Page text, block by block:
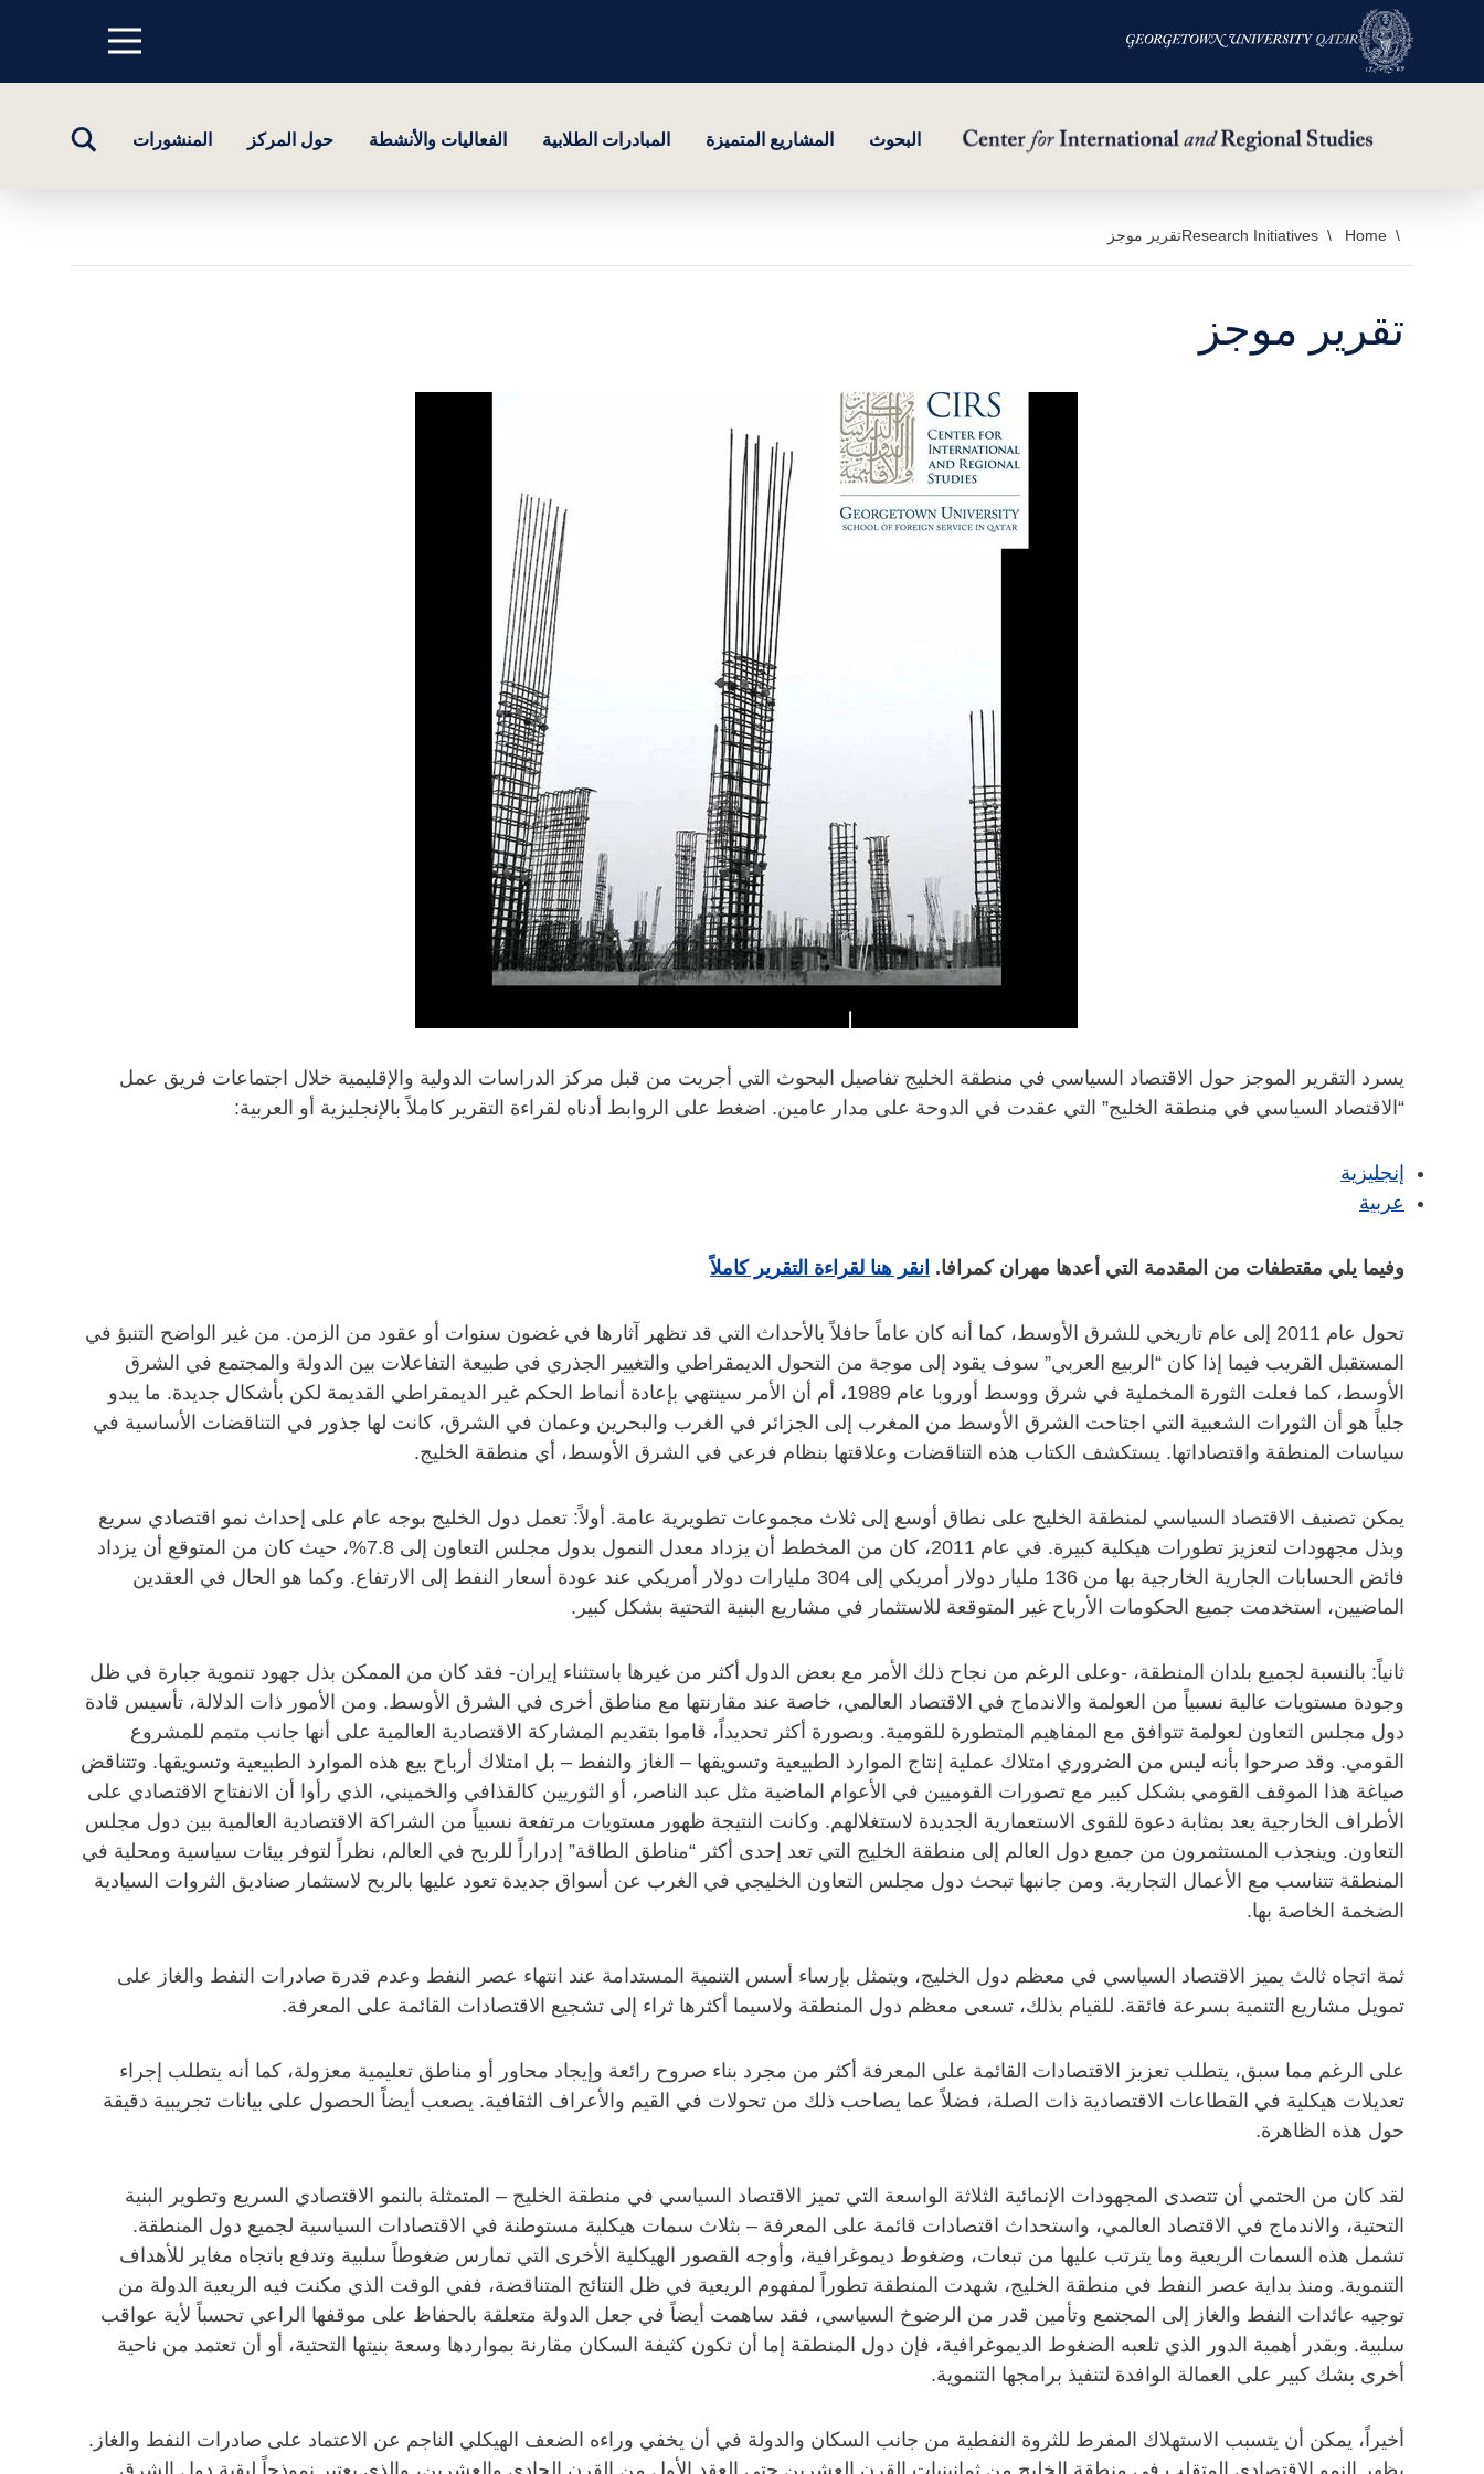
Menu
top
البحوث المشاريع المتميزة المبادرات الطلابية الفعاليات والأنشطة حول المركز المنشورات
تبديل
Home
Research Initiativesتقرير موجز
تقرير موجز
يسرد التقرير الموجز حول الاقتصاد السياسي في منطقة الخليج تفاصيل البحوث التي أجريت من قبل مركز الدراسات الدولية والإقليمية خلال اجتماعات فريق عمل
“الاقتصاد السياسي في منطقة الخليج” التي عقدت في الدوحة على مدار عامين. اضغط على الروابط أدناه لقراءة التقرير كاملاً بالإنجليزية أو العربية:
إنجليزية
عربية
وفيما يلي مقتطفات من المقدمة التي أعدها مهران كمرافا. انقر هنا لقراءة التقرير كاملاً
تحول عام 2011 إلى عام تاريخي للشرق الأوسط، كما أنه كان عاماً حافلاً بالأحداث التي قد تظهر آثارها في غضون سنوات أو عقود من الزمن. من غير الواضح التنبؤ في
المستقبل القريب فيما إذا كان “الربيع العربي” سوف يقود إلى موجة من التحول الديمقراطي والتغيير الجذري في طبيعة التفاعلات بين الدولة والمجتمع في الشرق
الأوسط، كما فعلت الثورة المخملية في شرق ووسط أوروبا عام 1989، أم أن الأمر سينتهي بإعادة أنماط الحكم غير الديمقراطي القديمة لكن بأشكال جديدة. ما يبدو
جلياً هو أن الثورات الشعبية التي اجتاحت الشرق الأوسط من المغرب إلى الجزائر في الغرب والبحرين وعمان في الشرق، كانت لها جذور في التناقضات الأساسية في
سياسات المنطقة واقتصاداتها. يستكشف الكتاب هذه التناقضات وعلاقتها بنظام فرعي في الشرق الأوسط، أي منطقة الخليج.
يمكن تصنيف الاقتصاد السياسي لمنطقة الخليج على نطاق أوسع إلى ثلاث مجموعات تطويرية عامة. أولاً: تعمل دول الخليج بوجه عام على إحداث نمو اقتصادي سريع
وبذل مجهودات لتعزيز تطورات هيكلية كبيرة. في عام 2011، كان من المخطط أن يزداد معدل النمول بدول مجلس التعاون إلى 7.8%، حيث كان من المتوقع أن يزداد
فائض الحسابات الجارية الخارجية بها من 136 مليار دولار أمريكي إلى 304 مليارات دولار أمريكي عند عودة أسعار النفط إلى الارتفاع. وكما هو الحال في العقدين
الماضيين، استخدمت جميع الحكومات الأرباح غير المتوقعة للاستثمار في مشاريع البنية التحتية بشكل كبير.
ثانياً: بالنسبة لجميع بلدان المنطقة، -وعلى الرغم من نجاح ذلك الأمر مع بعض الدول أكثر من غيرها باستثناء إيران- فقد كان من الممكن بذل جهود تنموية جبارة في ظل
وجودة مستويات عالية نسبياً من العولمة والاندماج في الاقتصاد العالمي، خاصة عند مقارنتها مع مناطق أخرى في الشرق الأوسط. ومن الأمور ذات الدلالة، تأسيس قادة
دول مجلس التعاون لعولمة تتوافق مع المفاهيم المتطورة للقومية. وبصورة أكثر تحديداً، قاموا بتقديم المشاركة الاقتصادية العالمية على أنها جانب متمم للمشروع
القومي. وقد صرحوا بأنه ليس من الضروري امتلاك عملية إنتاج الموارد الطبيعية وتسويقها – الغاز والنفط – بل امتلاك أرباح بيع هذه الموارد الطبيعية وتسويقها. وتتناقض
صياغة هذا الموقف القومي بشكل كبير مع تصورات القوميين في الأعوام الماضية مثل عبد الناصر، أو الثوريين كالقذافي والخميني، الذي رأوا أن الانفتاح الاقتصادي على
الأطراف الخارجية يعد بمثابة دعوة للقوى الاستعمارية الجديدة لاستغلالهم. وكانت النتيجة ظهور مستويات مرتفعة نسبياً من الشراكة الاقتصادية العالمية بين دول مجلس
التعاون. وينجذب المستثمرون من جميع دول العالم إلى منطقة الخليج التي تعد إحدى أكثر “مناطق الطاقة” إدراراً للربح في العالم، نظراً لتوفر بيئات سياسية ومحلية في
المنطقة تتناسب مع الأعمال التجارية. ومن جانبها تبحث دول مجلس التعاون الخليجي في الغرب عن أسواق جديدة تعود عليها بالربح لاستثمار صناديق الثروات السيادية
الضخمة الخاصة بها.
ثمة اتجاه ثالث يميز الاقتصاد السياسي في معظم دول الخليج، ويتمثل بإرساء أسس التنمية المستدامة عند انتهاء عصر النفط وعدم قدرة صادرات النفط والغاز على
تمويل مشاريع التنمية بسرعة فائقة. للقيام بذلك، تسعى معظم دول المنطقة ولاسيما أكثرها ثراء إلى تشجيع الاقتصادات القائمة على المعرفة.
على الرغم مما سبق، يتطلب تعزيز الاقتصادات القائمة على المعرفة أكثر من مجرد بناء صروح رائعة وإيجاد محاور أو مناطق تعليمية معزولة، كما أنه يتطلب إجراء
تعديلات هيكلية في القطاعات الاقتصادية ذات الصلة، فضلاً عما يصاحب ذلك من تحولات في القيم والأعراف الثقافية. يصعب أيضاً الحصول على بيانات تجريبية دقيقة
حول هذه الظاهرة.
لقد كان من الحتمي أن تتصدى المجهودات الإنمائية الثلاثة الواسعة التي تميز الاقتصاد السياسي في منطقة الخليج – المتمثلة بالنمو الاقتصادي السريع وتطوير البنية
التحتية، والاندماج في الاقتصاد العالمي، واستحداث اقتصادات قائمة على المعرفة – بثلاث سمات هيكلية مستوطنة في الاقتصادات السياسية لجميع دول المنطقة.
تشمل هذه السمات الريعية وما يترتب عليها من تبعات، وضغوط ديموغرافية، وأوجه القصور الهيكلية الأخرى التي تمارس ضغوطاً سلبية وتدفع باتجاه مغاير للأهداف
التنموية. ومنذ بداية عصر النفط في منطقة الخليج، شهدت المنطقة تطوراً لمفهوم الريعية في ظل النتائج المتناقضة، ففي الوقت الذي مكنت فيه الريعية الدولة من
توجيه عائدات النفط والغاز إلى المجتمع وتأمين قدر من الرضوخ السياسي، فقد ساهمت أيضاً في جعل الدولة متعلقة بالحفاظ على موقفها الراعي تحسباً لأية عواقب
سلبية. وبقدر أهمية الدور الذي تلعبه الضغوط الديموغرافية، فإن دول المنطقة إما أن تكون كثيفة السكان مقارنة بمواردها وسعة بنيتها التحتية، أو أن تعتمد من ناحية
أخرى بشك كبير على العمالة الوافدة لتنفيذ برامجها التنموية.
أخيراً، يمكن أن يتسبب الاستهلاك المفرط للثروة النفطية من جانب السكان والدولة في أن يخفي وراءه الضعف الهيكلي الناجم عن الاعتماد على صادرات النفط والغاز.
يظهر النمو الاقتصادي المتقلب في منطقة الخليج من ثمانينيات القرن العشرين حتى العقد الأول من القرن الحادي والعشرين، والذي يعتبر نموذجاً لبقية دول الشرق